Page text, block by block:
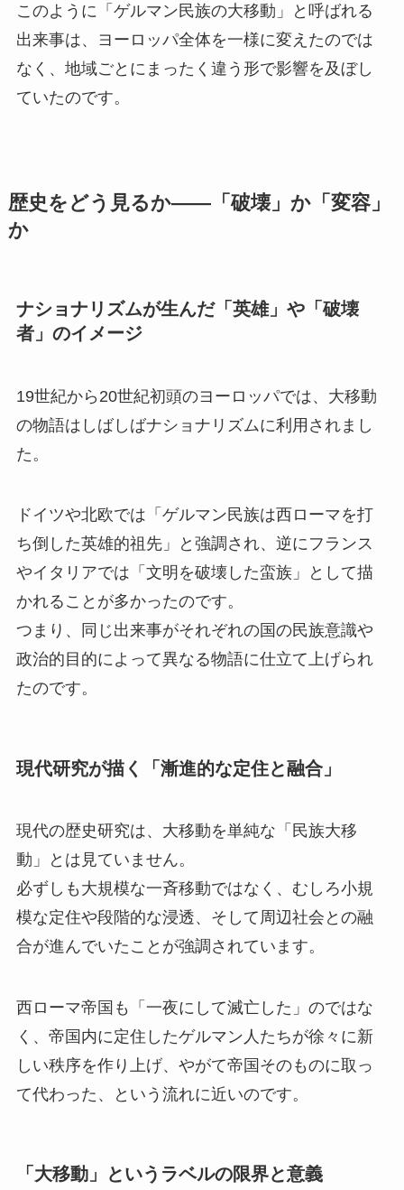
このように「ゲルマン民族の大移動」と呼ばれる
出来事は、ヨーロッパ全体を一様に変えたのでは
なく、地域ごとにまったく違う形で影響を及ぼし
ていたのです。
歴史をどう見るか――「破壊」か「変容」
か
ナショナリズムが生んだ「英雄」や「破壊
者」のイメージ
19世紀から20世紀初頭のヨーロッパでは、大移動
の物語はしばしばナショナリズムに利用されまし
た。
ドイツや北欧では「ゲルマン民族は西ローマを打
ち倒した英雄的祖先」と強調され、逆にフランス
やイタリアでは「文明を破壊した蛮族」として描
かれることが多かったのです。
つまり、同じ出来事がそれぞれの国の民族意識や
政治的目的によって異なる物語に仕立て上げられ
たのです。
現代研究が描く「漸進的な定住と融合」
現代の歴史研究は、大移動を単純な「民族大移
動」とは見ていません。
必ずしも大規模な一斉移動ではなく、むしろ小規
模な定住や段階的な浸透、そして周辺社会との融
合が進んでいたことが強調されています。
西ローマ帝国も「一夜にして滅亡した」のではな
く、帝国内に定住したゲルマン人たちが徐々に新
しい秩序を作り上げ、やがて帝国そのものに取っ
て代わった、という流れに近いのです。
「大移動」というラベルの限界と意義